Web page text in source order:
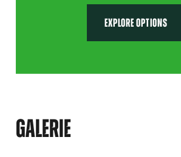
EXPLORE OPTIONS
GALERIE